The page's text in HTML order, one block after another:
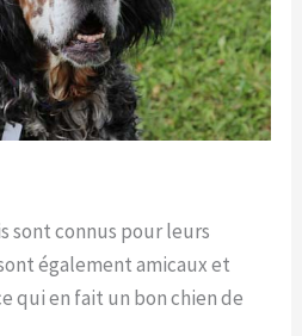
sont connus pour leurs
également amicaux et
qui en fait un bon chien de